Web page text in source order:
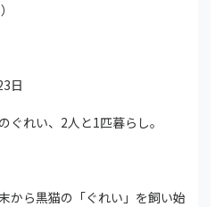
日
れい、 2人と1匹暮らし。
から黒猫の「ぐれい」を飼い始